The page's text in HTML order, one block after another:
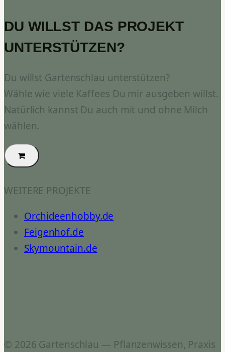
DU WILLST DAS PROJEKT
UNTERSTÜTZEN?
Du willst Gartenschlau unterstützen?
Wähle wie viele Kaffees Du mir ausgeben willst.
Natürlich kannst Du auch mit und ohne Milch
wählen.
WEITERE PROJEKTE
Orchideenhobby.de
Feigenhof.de
Skymountain.de
© 2026 Gartenschlau — Pflanzenwissen, Praxis